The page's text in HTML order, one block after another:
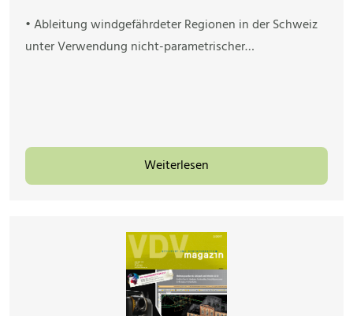
• Ableitung windgefährdeter Regionen in der Schweiz
unter Verwendung nicht-parametrischer…
Weiterlesen